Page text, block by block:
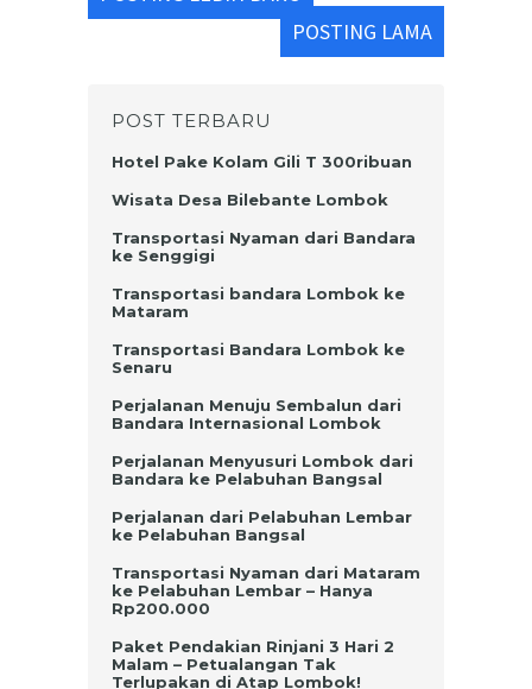
POSTING LAMA
POST TERBARU
Hotel Pake Kolam Gili T 300ribuan
Wisata Desa Bilebante Lombok
Transportasi Nyaman dari Bandara
ke Senggigi
Transportasi bandara Lombok ke
Mataram
Transportasi Bandara Lombok ke
Senaru
Perjalanan Menuju Sembalun dari
Bandara Internasional Lombok
Perjalanan Menyusuri Lombok dari
Bandara ke Pelabuhan Bangsal
Perjalanan dari Pelabuhan Lembar
ke Pelabuhan Bangsal
Transportasi Nyaman dari Mataram
ke Pelabuhan Lembar – Hanya
Rp200.000
Paket Pendakian Rinjani 3 Hari 2
Malam – Petualangan Tak
Terlupakan di Atap Lombok!